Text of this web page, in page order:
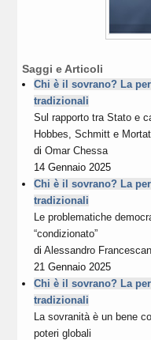
Saggi e Articoli
Chi è il sovrano? La
tradizionali
Sul rapporto tra Stato e
Hobbes, Schmitt e
diOmar Chessa
14 Gennaio 2025
Chi è il sovrano? La
tradizionali
Le problematiche
“condizionato”
diAlessandro
21 Gennaio 2025
Chi è il sovrano? La
tradizionali
La sovranità è un bene
poteri globali